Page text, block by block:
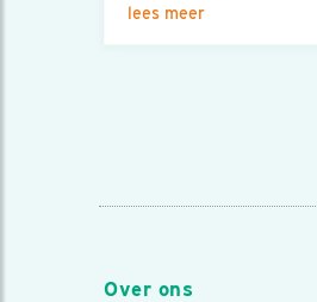
lees meer
Over ons